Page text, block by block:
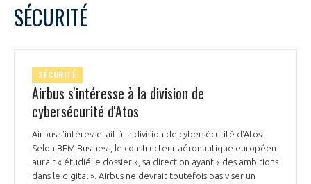
SÉCURITÉ
SÉCURITÉ
Airbus s'intéresse à la division de
cybersécurité d'Atos
Airbus s'intéresserait à la division de cybersécurité d'Atos.
Selon BFM Business, le constructeur aéronautique européen
aurait « étudié le dossier », sa direction ayant « des ambitions
dans le digital ». Airbus ne devrait toutefois pas viser un